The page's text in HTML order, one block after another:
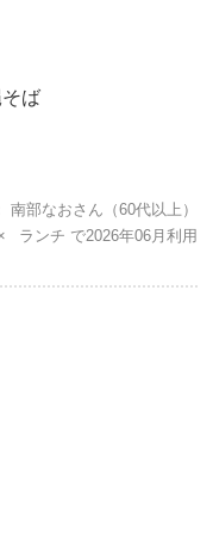
ば
南部なおさん （60代以上）
ランチ 2026年06月